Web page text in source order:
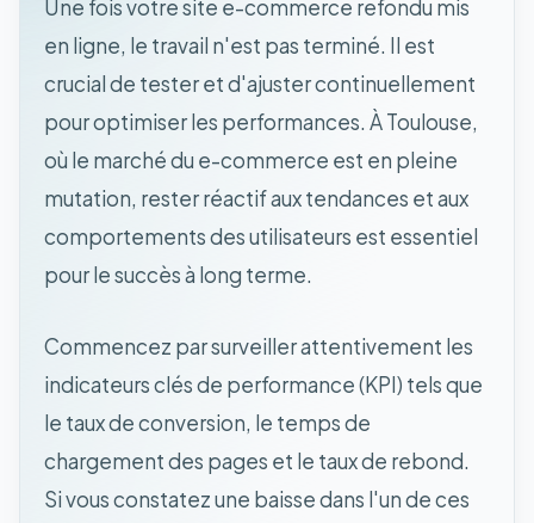
Une fois votre site e-commerce refondu mis
en ligne, le travail n'est pas terminé. Il est
crucial de tester et d'ajuster continuellement
pour optimiser les performances. À Toulouse,
où le marché du e-commerce est en pleine
mutation, rester réactif aux tendances et aux
comportements des utilisateurs est essentiel
pour le succès à long terme.
Commencez par surveiller attentivement les
indicateurs clés de performance (KPI) tels que
le taux de conversion, le temps de
chargement des pages et le taux de rebond.
Si vous constatez une baisse dans l'un de ces